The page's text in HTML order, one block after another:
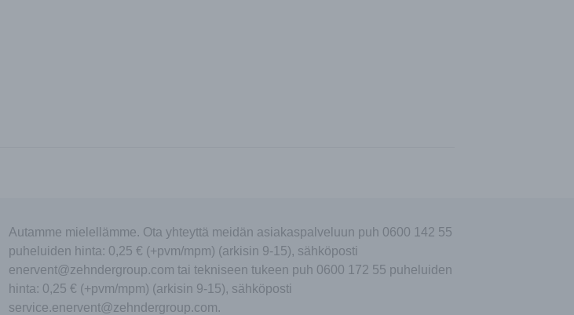
Autamme mielellämme. Ota yhteyttä meidän asiakaspalveluun puh 0600 142 55
puheluiden hinta: 0,25 € (+pvm/mpm) (arkisin 9-15), sähköposti
enervent@zehndergroup.com tai tekniseen tukeen puh 0600 172 55 puheluiden
hinta: 0,25 € (+pvm/mpm) (arkisin 9-15), sähköposti
service.enervent@zehndergroup.com.